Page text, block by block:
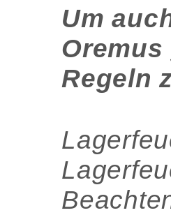
Um
Regeln